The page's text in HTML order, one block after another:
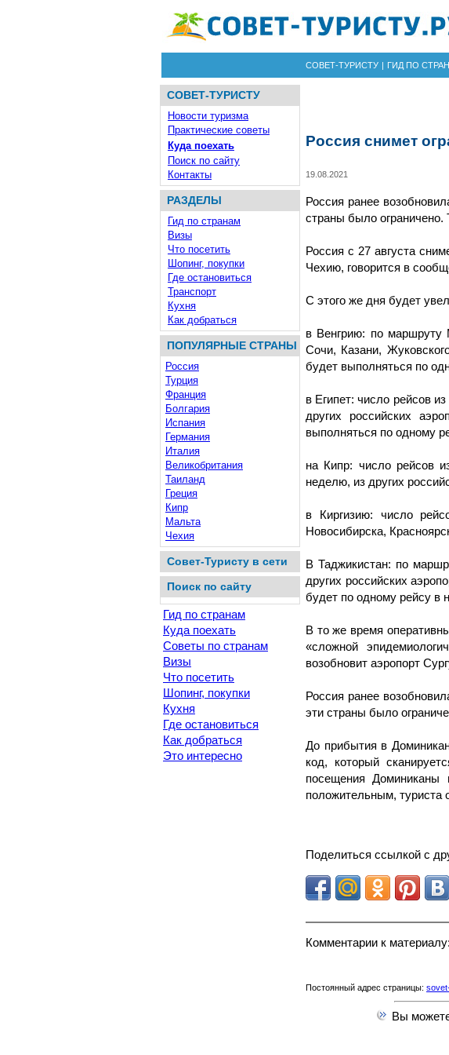
СОВЕТ-ТУРИСТУ | ГИД ПО
СОВЕТ-ТУРИСТУ
Новости туризма
Практические советы
Куда поехать
Поиск по сайту
Контакты
РАЗДЕЛЫ
Гид по странам
Визы
Что посетить
Шопинг, покупки
Где остановиться
Транспорт
Кухня
Как добраться
ПОПУЛЯРНЫЕ СТРАНЫ
Россия
Турция
Франция
Болгария
Испания
Германия
Италия
Великобритания
Таиланд
Греция
Кипр
Мальта
Чехия
Совет-Туристу в сети
Поиск по сайту
Гид по странам
Куда поехать
Советы по странам
Визы
Что посетить
Шопинг, покупки
Кухня
Где остановиться
Как добраться
Это интересно
Россия снимет
19.08.2021
Россия ранее
страны было ограничено.
Россия с 27 августа
Чехию, говорится в
С этого же дня будет
в Венгрию: по
Сочи, Казани,
будет выполняться по
в Египет: число рейсов
других российских
выполняться по одному
на Кипр: число рейсов
неделю, из других
в Киргизию: число
Новосибирска,
В Таджикистан: по
других российских
будет по одному рейсу в
В то же время
«сложной
возобновит аэропорт
Россия ранее
эти страны было
До прибытия в
код, который
посещения Доминиканы
положительным, туриста
Поделиться ссылкой с
Комментарии к материалу:
Постоянный адрес страницы:
Вы